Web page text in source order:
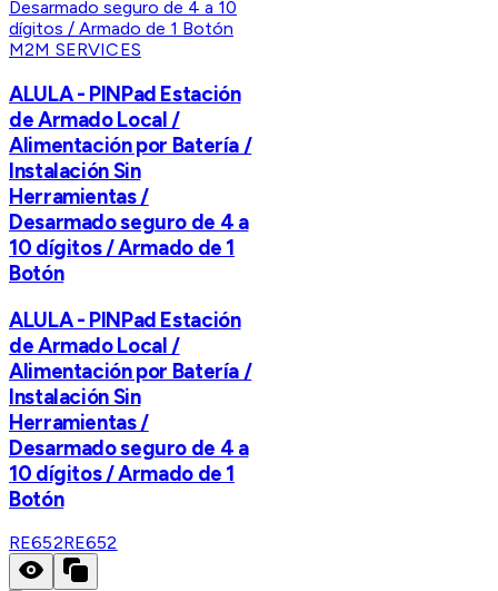
M2M SERVICES
ALULA - PINPad Estación
de Armado Local /
Alimentación por Batería /
Instalación Sin
Herramientas /
Desarmado seguro de 4 a
10 dígitos / Armado de 1
Botón
ALULA - PINPad Estación
de Armado Local /
Alimentación por Batería /
Instalación Sin
Herramientas /
Desarmado seguro de 4 a
10 dígitos / Armado de 1
Botón
RE652RE652